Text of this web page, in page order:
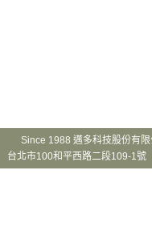
Since 1988 邁多科技股份
台北市100和平西路二段109-1號